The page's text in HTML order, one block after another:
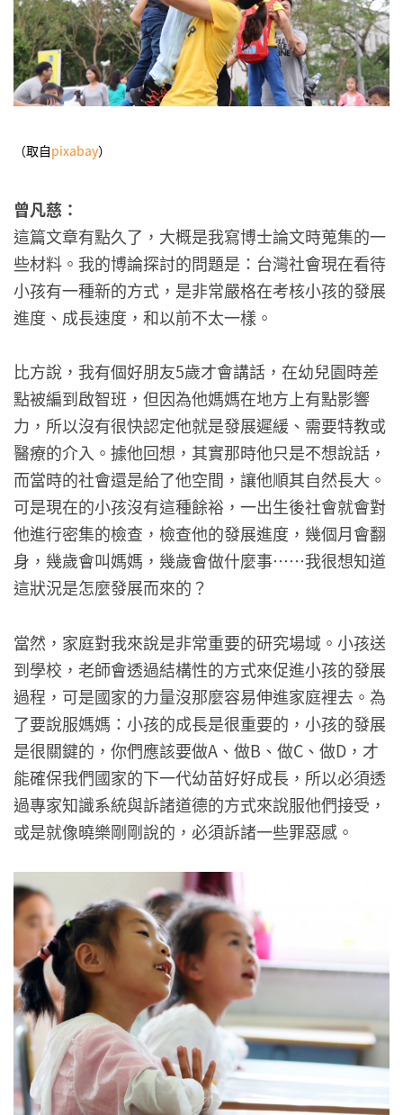
（取自pixabay）
曾凡慈：
這篇文章有點久了，大概是我寫博士論文時蒐集的一
些材料。我的博論探討的問題是：台灣社會現在看待
小孩有一種新的方式，是非常嚴格在考核小孩的發展
進度、成長速度，和以前不太一樣。
比方說，我有個好朋友5歲才會講話，在幼兒園時差
點被編到啟智班，但因為他媽媽在地方上有點影響
力，所以沒有很快認定他就是發展遲緩、需要特教或
醫療的介入。據他回想，其實那時他只是不想說話，
而當時的社會還是給了他空間，讓他順其自然長大。
可是現在的小孩沒有這種餘裕，一出生後社會就會對
他進行密集的檢查，檢查他的發展進度，幾個月會翻
身，幾歲會叫媽媽，幾歲會做什麼事……我很想知道
這狀況是怎麼發展而來的？
當然，家庭對我來說是非常重要的研究場域。小孩送
到學校，老師會透過結構性的方式來促進小孩的發展
過程，可是國家的力量沒那麼容易伸進家庭裡去。為
了要說服媽媽：小孩的成長是很重要的，小孩的發展
是很關鍵的，你們應該要做A、做B、做C、做D，才
能確保我們國家的下一代幼苗好好成長，所以必須透
過專家知識系統與訴諸道德的方式來說服他們接受，
或是就像曉樂剛剛說的，必須訴諸一些罪惡感。